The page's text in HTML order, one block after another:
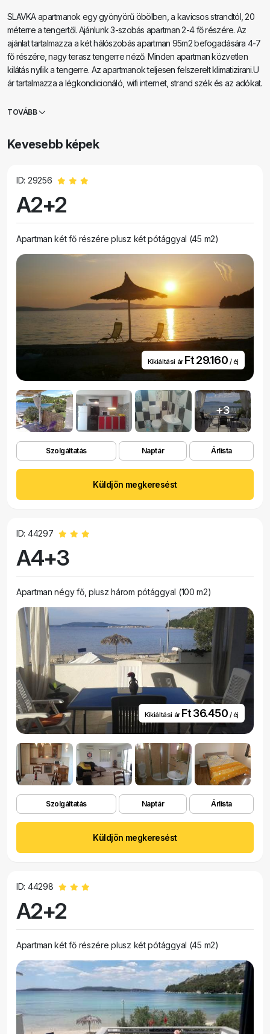
SLAVKA apartmanok egy gyönyörű öbölben, a kavicsos strandtól, 20
méterre a tengertől. Ajánlunk 3-szobás apartman 2-4 fő részére. Az
ajánlat tartalmazza a két hálószobás apartman 95m2 befogadására 4-7
fő részére, nagy terasz tengerre néző. Minden apartman közvetlen
kilátás nyílik a tengerre. Az apartmanok teljesen felszerelt klimatizirani.U
ár tartalmazza a légkondicionáló, wifi internet, strand szék és az adókat.
házban. Köszönjük az érdeklődést és üdvözlettel a horvát.
TOVÁBB
Kevesebb képek
ID: 29256
A2+2
Apartman két fő részére plusz két pótággyal (45 m2)
Kikiáltási ár Ft 29.160 / éj
+3
Szolgáltatás Naptár Árlista
Küldjön megkeresést
ID: 44297
A4+3
Apartman négy fő, plusz három pótággyal (100 m2)
Kikiáltási ár Ft 36.450 / éj
Szolgáltatás Naptár Árlista
Küldjön megkeresést
ID: 44298
A2+2
Apartman két fő részére plusz két pótággyal (45 m2)